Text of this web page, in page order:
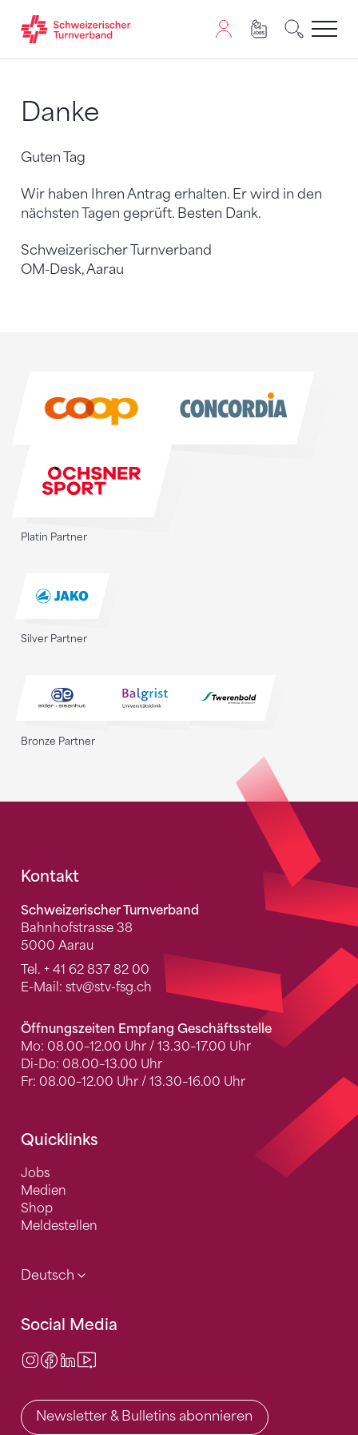
Danke
Guten Tag
Wir haben Ihren Antrag erhalten. Er wird in den
nächsten Tagen geprüft. Besten Dank.
Schweizerischer Turnverband
OM-Desk, Aarau
Platin Partner
Silver Partner
Bronze Partner
Fusszeile
Kontakt
Schweizerischer Turnverband
Bahnhofstrasse 38
5000 Aarau
Tel. + 41 62 837 82 00
E-Mail: stv@stv-fsg.ch
Öffnungszeiten Empfang Geschäftsstelle
Mo: 08.00–12.00 Uhr / 13.30–17.00 Uhr
Di-Do: 08.00–13.00 Uhr
Fr: 08.00–12.00 Uhr / 13.30–16.00 Uhr
Quicklinks
Jobs
Medien
Shop
Meldestellen
Deutsch
Social Media
Instagram
Facebook
LinkedIn
Newsletter & Bulletins abonnieren